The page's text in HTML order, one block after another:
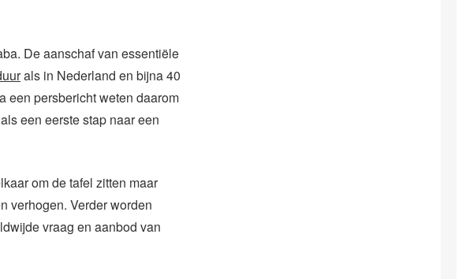
De aanschaf van essentiële
als in Nederland en bijna 40
een persbericht weten daarom
een eerste stap naar een
om de tafel zitten maar
verhogen. Verder worden
vraag en aanbod van